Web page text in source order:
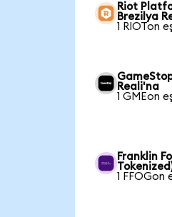
Riot
Brezilya
1 RIOTon
Reali'na
1 GMEon
Franklin
1 FFOGon